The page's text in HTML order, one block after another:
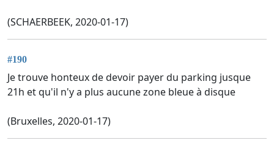
(SCHAERBEEK, 2020-01-17)
#190
Je trouve honteux de devoir payer du parking jusque
21h et qu'il n'y a plus aucune zone bleue à disque
(Bruxelles, 2020-01-17)